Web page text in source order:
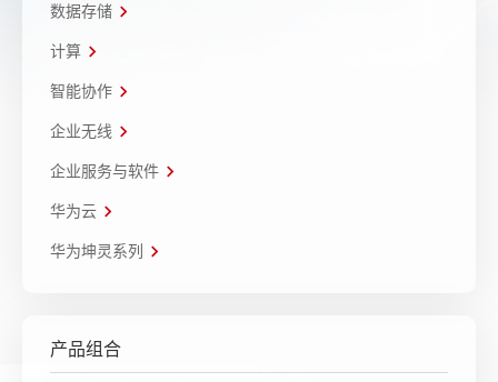
数据存储
计算
智能协作
企业无线
企业服务与软件
华为云
华为坤灵系列
产品组合